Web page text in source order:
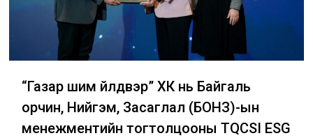
“Газар шим үйлдвэр” ХК нь Байгаль
орчин, Нийгэм, Засаглал (БОНЗ)-ын
менежментийн тогтолцооны TQCSI ESG